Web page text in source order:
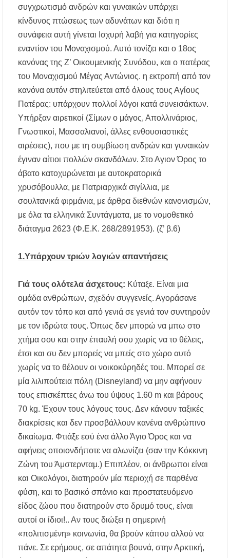
συγχρωτισμό ανδρών και γυναικών υπάρχει
κίνδυνος πτώσεως των αδυνάτων και διότι η
συνάφεια αυτή γίνεται Ισχυρή λαβή για κατηγορίες
εναντίον του Μοναχισμού. Αυτό τονίζει και ο 18ος
κανόνας της Ζ’ Οικουμενικής Συνόδου, και ο πατέρας
του Μοναχισμού Μέγας Αντώνιος. η εκτροπή από τον
κανόνα αυτόν στηλιτεύεται από όλους τους Αγίους
Πατέρας: υπάρχουν πολλοί λόγοι κατά συνεισάκτων.
Υπήρξαν αιρετικοί (Σίμων ο μάγος, Απολλινάριος,
Γνωστικοί, Μασσαλιανοί, άλλες ενθουσιαστικές
αιρέσεις), που με τη συμβίωση ανδρών και γυναικών
έγιναν αίτιοι πολλών σκανδάλων. Στο Αγιον Όρος το
άβατο κατοχυρώνεται με αυτοκρατορικά
χρυσόβουλλα, με Πατριαρχικά σιγίλλια, με
σουλτανικά φιρμάνια, με άρθρα διεθνών κανονισμών,
με όλα τα ελληνικά Συντάγματα, με το νομοθετικό
διάταγμα 2623 (Φ.Ε.Κ. 268/2891953). (ζ’ β.6)
1.Υπάρχουν τριών λογιών απαντήσεις
Γιά τους ολότελα άσχετους: Κύταξε. Είναι μια
ομάδα ανθρώπων, σχεδόν συγγενείς. Αγοράσανε
αυτόν τον τόπο και από γενιά σε γενιά τον συντηρούν
με τον ιδρώτα τους. Όπως δεν μπορώ να μπω στο
χτήμα σου και στην έπαυλή σου χωρίς να το θέλεις,
έτσι και συ δεν μπορείς να μπείς στο χώρο αυτό
χωρίς να το θέλουν οι νοικοκύρηδές του. Μπορεί σε
μία λιλιπούτεια πόλη (Disneyland) να μην αφήνουν
τους επισκέπτες άνω του ύψους 1.60 m και βάρους
70 kg. Έχουν τους λόγους τους. Δεν κάνουν ταξικές
διακρίσεις και δεν προσβάλλουν κανένα ανθρώπινο
δικαίωμα. Φτιάξε εσύ ένα άλλο Άγιο Όρος και να
αφήνεις οποιονδήποτε να αλωνίζει (σαν την Κόκκινη
Ζώνη του Άμστερνταμ.) Επιπλέον, οι άνθρωποι είναι
και Οικολόγοι, διατηρούν μία περιοχή σε παρθένα
φύση, και το βασικό σπάνιο και προστατευόμενο
είδος ζώου που διατηρούν στο δρυμό τους, είναι
αυτοί οι ίδιοι!.. Αν τους διώξει η σημερινή
«πολιτισμένη» κοινωνία, θα βρούν κάπου αλλού να
πάνε. Σε ερήμους, σε απάτητα βουνά, στην Αρκτική,